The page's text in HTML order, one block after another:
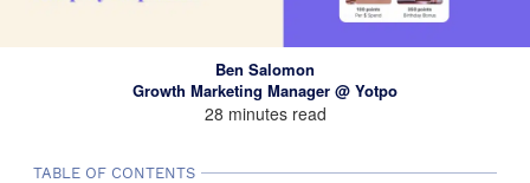
Ben Salomon
Growth Marketing Manager @ Yotpo
28 minutes read
TABLE OF CONTENTS